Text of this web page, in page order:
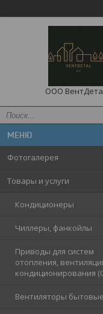
ООО
Фотогалерея
Товары и услуги
Кондиционеры
Чиллеры, фанкойлы
Приводы для систем
отопления,
кондиционирования
Вентиляторы бытовые